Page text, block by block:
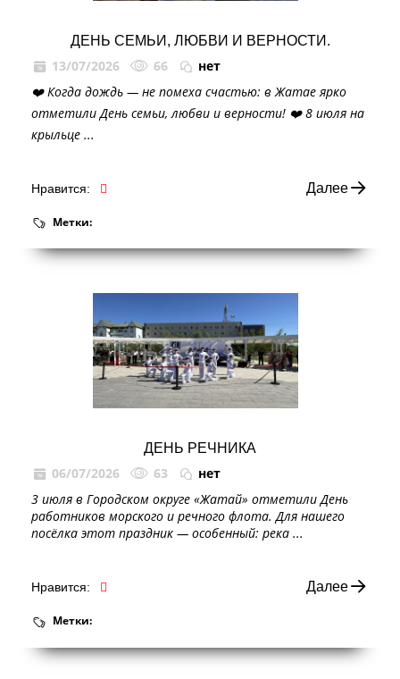
ДЕНЬ СЕМЬИ, ЛЮБВИ И ВЕРНОСТИ.
13/07/2026 66
нет
❤️ Когда дождь — не помеха счастью: в Жатае ярко
отметили День семьи, любви и верности! ❤️ 8 июля на
крыльце ...
Нравится: Далее
Метки:
ДЕНЬ РЕЧНИКА
06/07/2026 63
нет
3 июля в Городском округе «Жатай» отметили День
работников морского и речного флота. Для нашего
посёлка этот праздник — особенный: река ...
Нравится: Далее
Метки: